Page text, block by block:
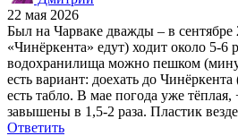
22 мая 2026
Был на Чарваке дважды – в
«Чинёркента» едут) ходит около 5-
водохранилища можно пешком
есть вариант: доехать до
есть табло. В мае погода уже
завышены в 1,5-2 раза. Пластик
Ответить